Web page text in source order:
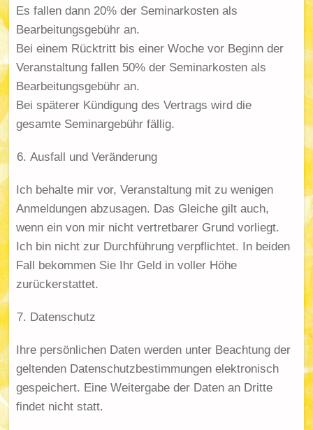
Es fallen dann 20% der Seminarkosten als
Bearbeitungsgebühr an.
Bei einem Rücktritt bis einer Woche vor Beginn der
Veranstaltung fallen 50% der Seminarkosten als
Bearbeitungsgebühr an.
Bei späterer Kündigung des Vertrags wird die
gesamte Seminargebühr fällig.
Ausfall und Veränderung
Ich behalte mir vor, Veranstaltung mit zu wenigen
Anmeldungen abzusagen. Das Gleiche gilt auch,
wenn ein von mir nicht vertretbarer Grund vorliegt.
Ich bin nicht zur Durchführung verpflichtet. In beiden
Fall bekommen Sie Ihr Geld in voller Höhe
zurückerstattet.
Datenschutz
Ihre persönlichen Daten werden unter Beachtung der
geltenden Datenschutzbestimmungen elektronisch
gespeichert. Eine Weitergabe der Daten an Dritte
findet nicht statt.